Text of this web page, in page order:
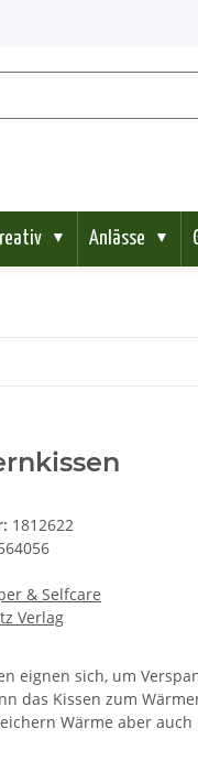
▼ Anlässe ▼
1812622
& Selfcare
Verlag
eignen sich, um
das Kissen zum
Wärme aber